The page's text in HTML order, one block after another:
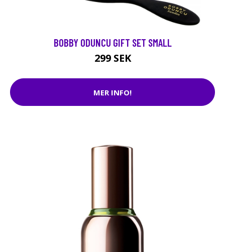
BOBBY ODUNCU GIFT SET SMALL
299 SEK
MER INFO!